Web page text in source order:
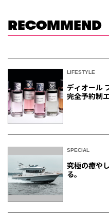
RECOMMEND
LIFESTYLE
ディオール
完全予約制
SPECIAL
究極の癒や
る。